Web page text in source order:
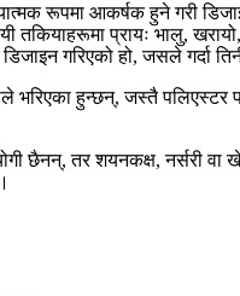
रूपमा आकर्षक हुने गरी
प्रायः भालु,
गरिएको हो, जसले गर्दा
भरिएका हुन्छन्, जस्तै
छैनन्, तर शयनकक्ष, नर्सरी